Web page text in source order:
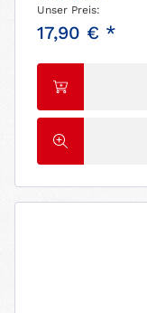
Unser Preis:
17,90 € *